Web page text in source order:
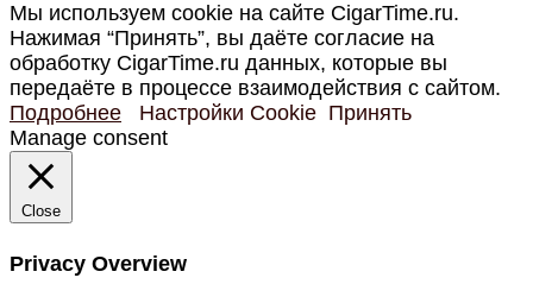
Мы используем cookie на сайте CigarTime.ru.
Нажимая “Принять”, вы даёте согласие на
обработку CigarTime.ru данных, которые вы
передаёте в процессе взаимодействия с сайтом.
Подробнее
Настройки Cookie Принять
Manage consent
Close
Privacy Overview